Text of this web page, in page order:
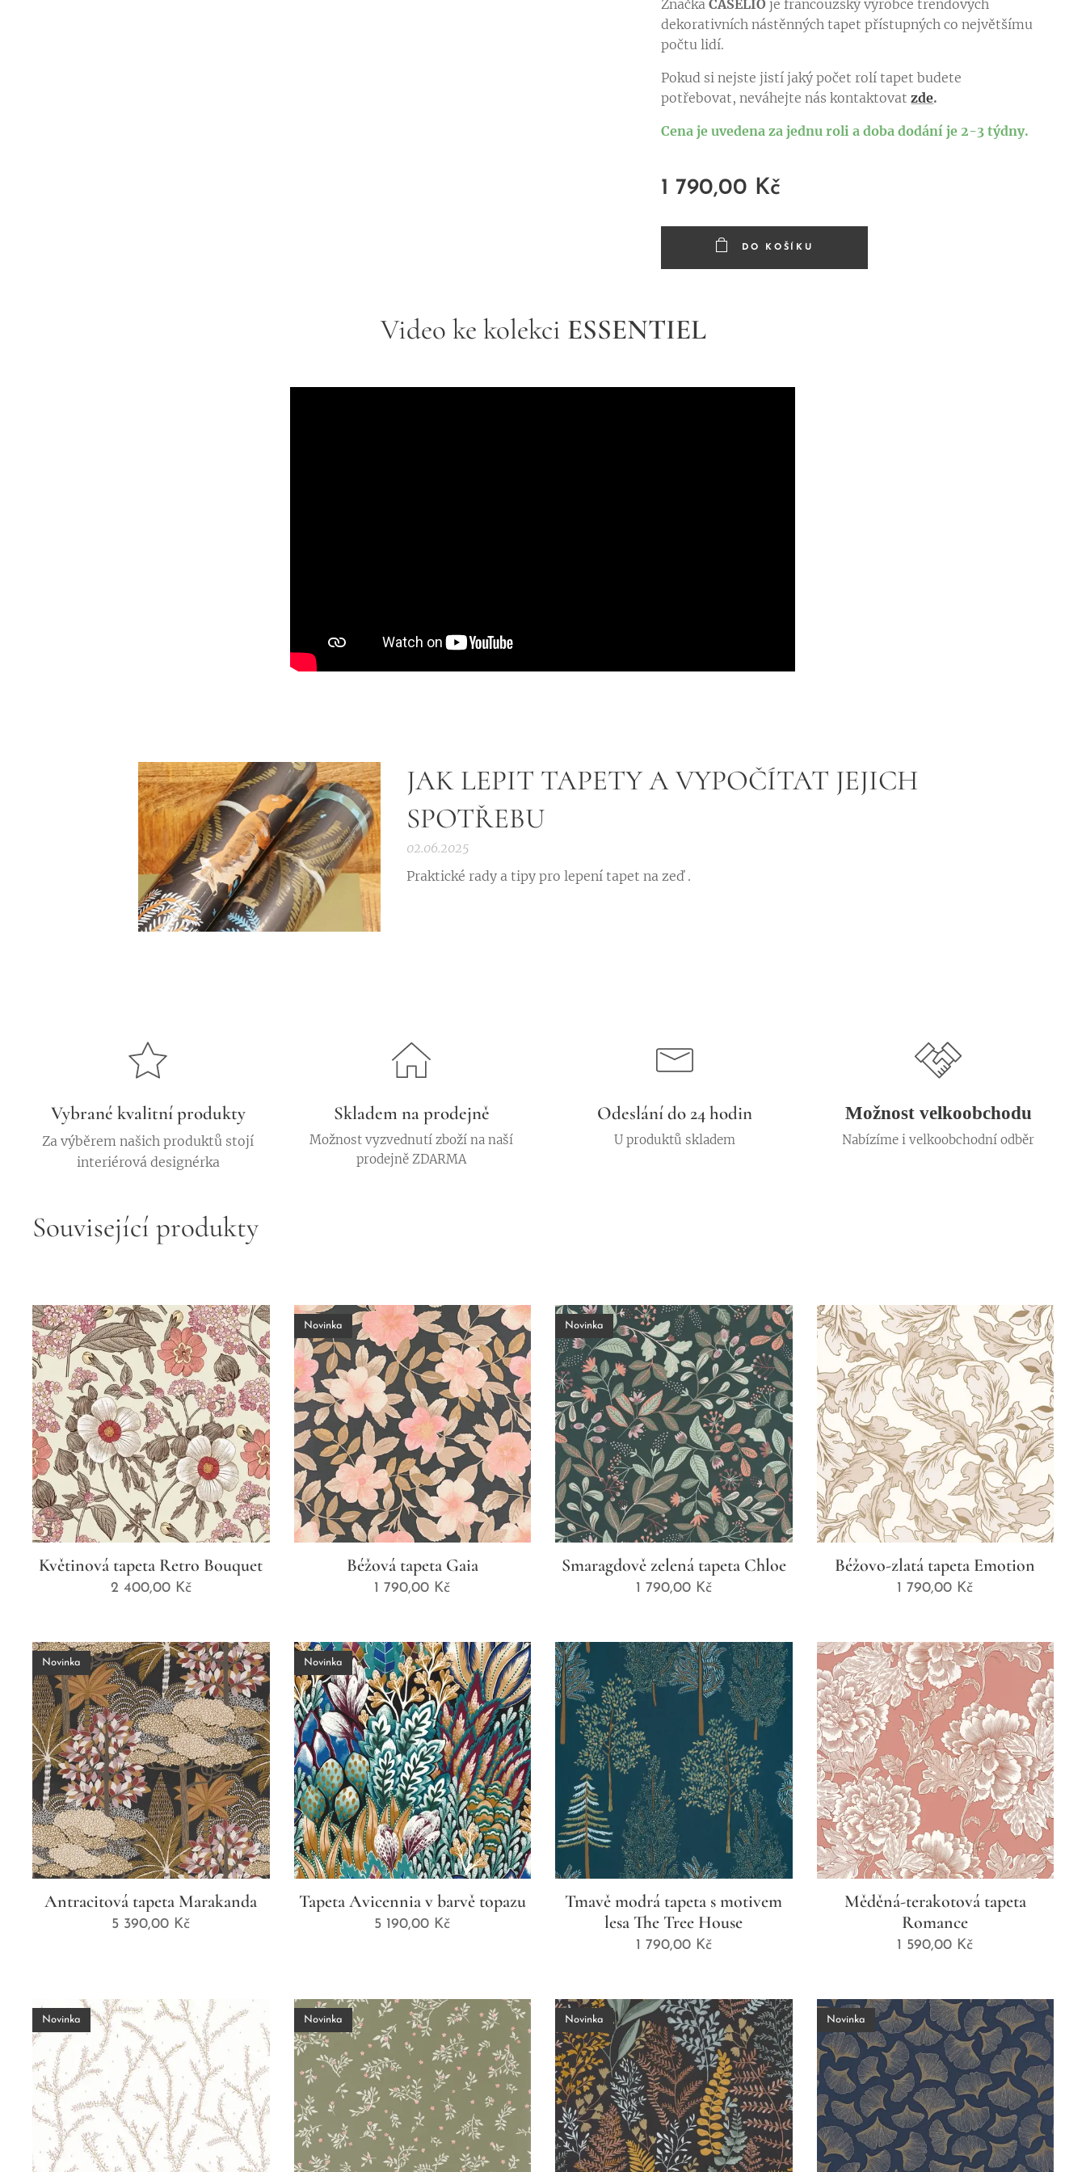
ZnačkaCASELIO je francouzský výrobce trendových
dekorativních nástěnných tapet přístupných co největšímu
počtu lidí.
Pokud si nejste jistí jaký počet rolí tapet budete
potřebovat, neváhejte nás kontaktovatzde.
Cena je uvedena za jednu roli a doba dodání je 2-3 týdny.
1 790,00 Kč
DO KOŠÍKU
Video ke kolekci ESSENTIEL
JAK LEPIT TAPETY A VYPOČÍTAT JEJICH
SPOTŘEBU
02.06.2025
Praktické rady a tipy pro lepení tapet na zeď .
Vybrané kvalitní produkty
Za výběrem našich produktů stojí
interiérová designérka
Skladem na prodejně
Možnost vyzvednutí zboží na naší
prodejně ZDARMA
Odeslání do 24 hodin
U produktů skladem
Možnost velkoobchodu
Nabízíme i velkoobchodní odběr
Související produkty
Květinová tapeta Retro Bouquet
2 400,00Kč
Béžová tapeta Gaia
Novinka
1 790,00 Kč
Smaragdově zelená tapeta Chloe
Novinka
1 790,00Kč
Béžovo-zlatá tapeta Emotion
1 790,00 Kč
Antracitová tapeta Marakanda
Novinka
5 390,00 Kč
Tapeta Avicennia v barvě topazu
Novinka
5 190,00 Kč
Tmavě modrá tapeta s motivem
lesa The Tree House
1 790,00Kč
Měděná-terakotová tapeta
Romance
1 590,00 Kč
Novinka Novinka Novinka Novinka